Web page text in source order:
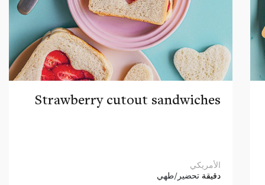
Strawberry cutout sandwiches
الأمريكي
دقيقة تحضير/طهي